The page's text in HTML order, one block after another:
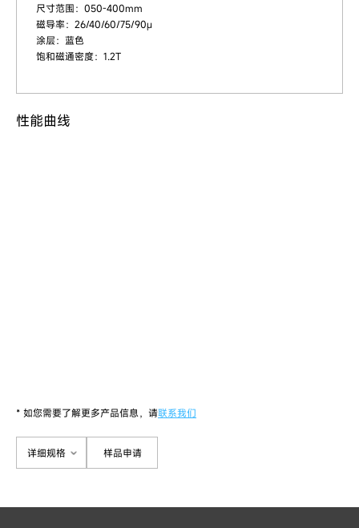
尺寸范围：050-400mm
磁导率：26/40/60/75/90μ
涂层：蓝色
饱和磁通密度：1.2T
性能曲线
* 如您需要了解更多产品信息，请联系我们
详细规格 样品申请